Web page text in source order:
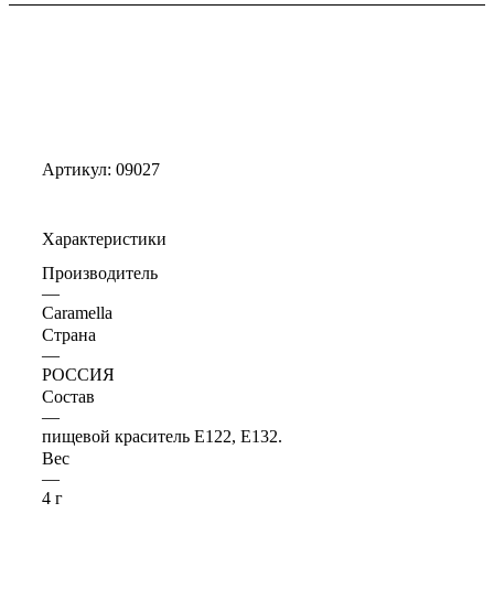
Артикул: 09027
Характеристики
Производитель
—
Caramella
Страна
—
РОССИЯ
Состав
—
пищевой краситель Е122, Е132.
Вес
—
4 г